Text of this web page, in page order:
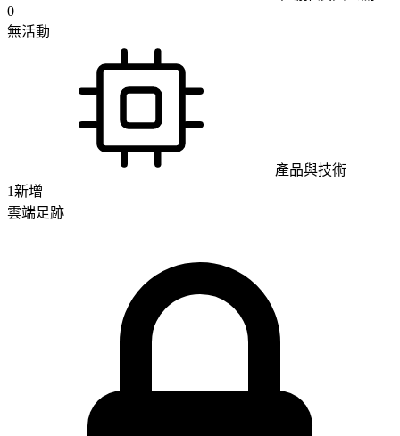
0
無活動
產品與技術
1新增
雲端足跡